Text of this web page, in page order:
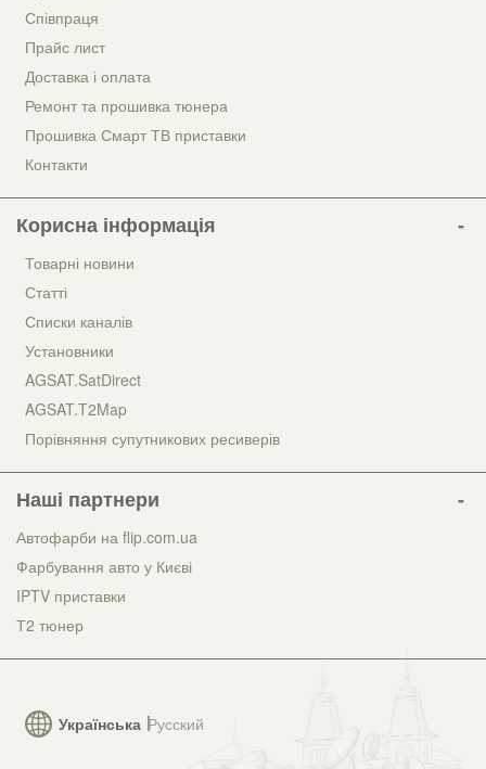
Українська Русский
Співпраця
Прайс лист
Доставка і оплата
Ремонт та прошивка тюнера
Прошивка Смарт ТВ приставки
Контакти
Корисна інформація
Товарні новини
Статті
Списки каналів
Установники
AGSAT.SatDirect
AGSAT.T2Map
Порівняння супутникових ресиверів
Наші партнери
Автофарби на flip.com.ua
Фарбування авто у Києві
IPTV приставки
Т2 тюнер